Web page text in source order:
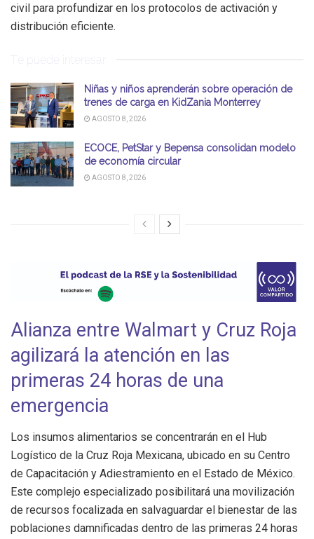
civil para profundizar en los protocolos de activación y
distribución eficiente.
Te puede interesar
Niñas y niños aprenderán sobre operación de
trenes de carga en KidZania Monterrey
AGOSTO 8, 2026
ECOCE, PetStar y Bepensa consolidan modelo
de economía circular
AGOSTO 8, 2026
Alianza entre Walmart y Cruz Roja
agilizará la atención en las
primeras 24 horas de una
emergencia
Los insumos alimentarios se concentrarán en el Hub
Logístico de la Cruz Roja Mexicana, ubicado en su Centro
de Capacitación y Adiestramiento en el Estado de México.
Este complejo especializado posibilitará una movilización
de recursos focalizada en salvaguardar el bienestar de las
poblaciones damnificadas dentro de las primeras 24 horas